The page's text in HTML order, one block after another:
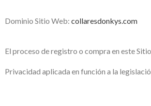
Dominio Sitio Web: collaresdonkys.com
El proceso de registro o compra en este
Privacidad aplicada en función a la